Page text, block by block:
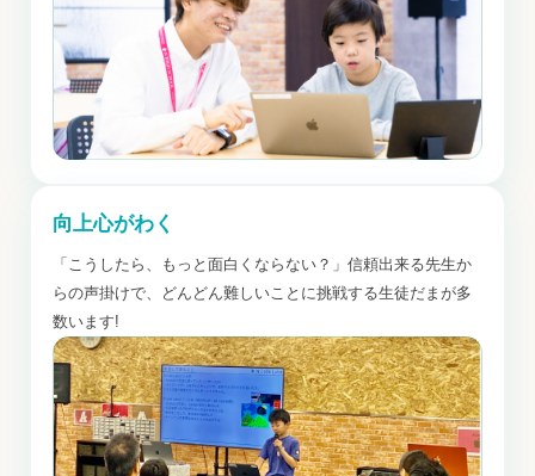
向上心がわく
「こうしたら、もっと面白くならない？」信頼出来る先生か
らの声掛けで、どんどん難しいことに挑戦する生徒だまが多
数います!